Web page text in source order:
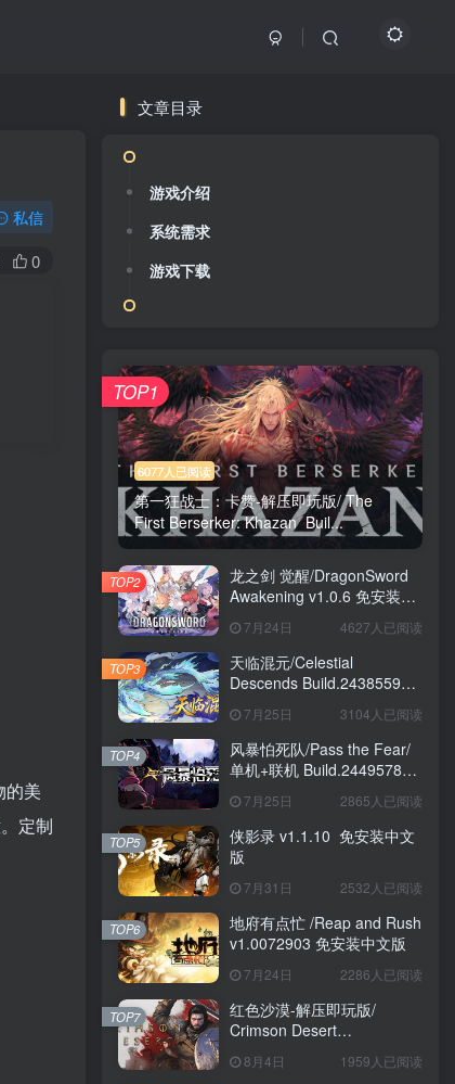
私信
0
的美
定制
文章目录
游戏介绍
系统需求
游戏下载
6077人已阅读
第一狂战士：卡赞-解压即玩版/ The
First Berserker: Khazan Buil...
TOP1
龙之剑 觉醒/DragonSword
Awakening v1.0.6 免安装中
7月24日 4627人已阅读
TOP2
天临混元/Celestial
Descends Build.24385591
7月25日 3104人已阅读
TOP3
风暴怕死队/Pass the Fear/
单机+联机 Build.24495782
7月25日 2865人已阅读
TOP4
侠影录 v1.1.10 免安装中文
版
7月31日 2532人已阅读
TOP5
地府有点忙 /Reap and Rush
v1.0072903 免安装中文版
7月24日 2286人已阅读
TOP6
红色沙漠-解压即玩版/
Crimson Desert
安装中文版
8月4日 1959人已阅读
TOP7